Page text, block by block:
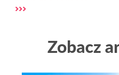
Zobacz